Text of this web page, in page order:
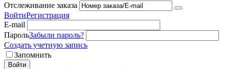
Отслеживание заказа
ВойтиРегистрация
E-mail
ПарольЗабыли пароль?
Создать учетную запись
Запомнить
Войти